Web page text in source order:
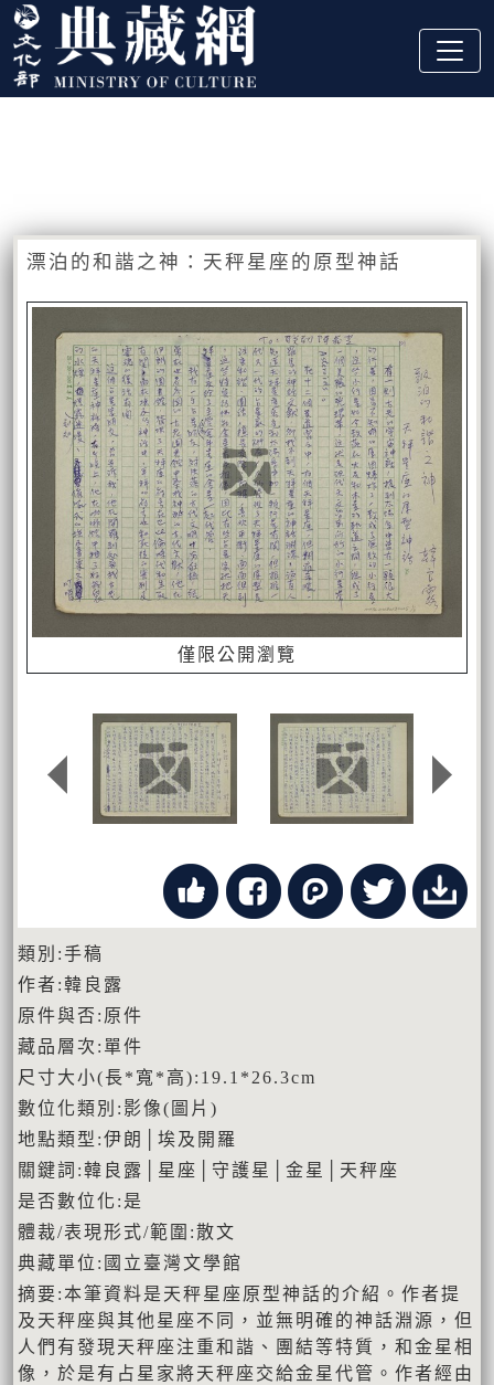
跳到主要內容
:::
漂泊的和諧之神：天秤星座的原型神話
僅限公開瀏覽
類別:手稿
作者:韓良露
原件與否:原件
藏品層次:單件
尺寸大小(長*寬*高):19.1*26.3cm
數位化類別:影像(圖片)
地點類型:伊朗│埃及開羅
關鍵詞:韓良露│星座│守護星│金星│天秤座
是否數位化:是
體裁/表現形式/範圍:散文
典藏單位:國立臺灣文學館
摘要:本筆資料是天秤星座原型神話的介紹。作者提
及天秤座與其他星座不同，並無明確的神話淵源，但
人們有發現天秤座注重和諧、團結等特質，和金星相
像，於是有占星家將天秤座交給金星代管。作者經由